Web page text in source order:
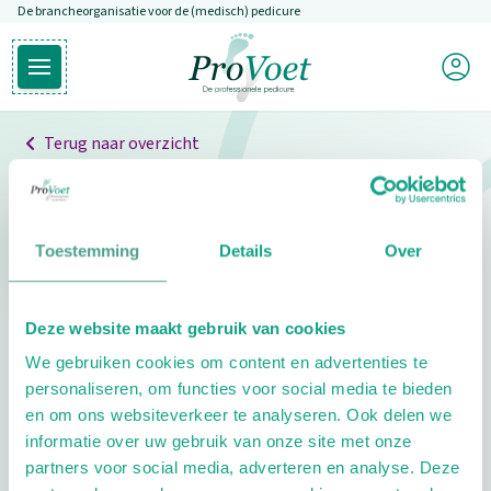
Toestemming Details Over
Deze website maakt gebruik van cookies
We gebruiken cookies om content en advertenties te
personaliseren, om functies voor social media te bieden
en om ons websiteverkeer te analyseren. Ook delen we
informatie over uw gebruik van onze site met onze
partners voor social media, adverteren en analyse. Deze
Overslaan en naar de inhoud gaan
De brancheorganisatie voor de (medisch) pedicure
Open hoofdmenu
Ga naar de homepagina
Mijn
Terug naar overzicht
Professionals
Pedicure niet gevonden
pedicure.